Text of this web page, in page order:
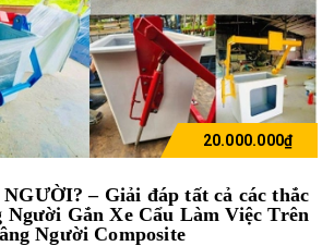
20.000.000₫
– Giải đáp tất cả các thắc
Người Gắn Xe Cẩu Làm Việc Trên
Người Composite